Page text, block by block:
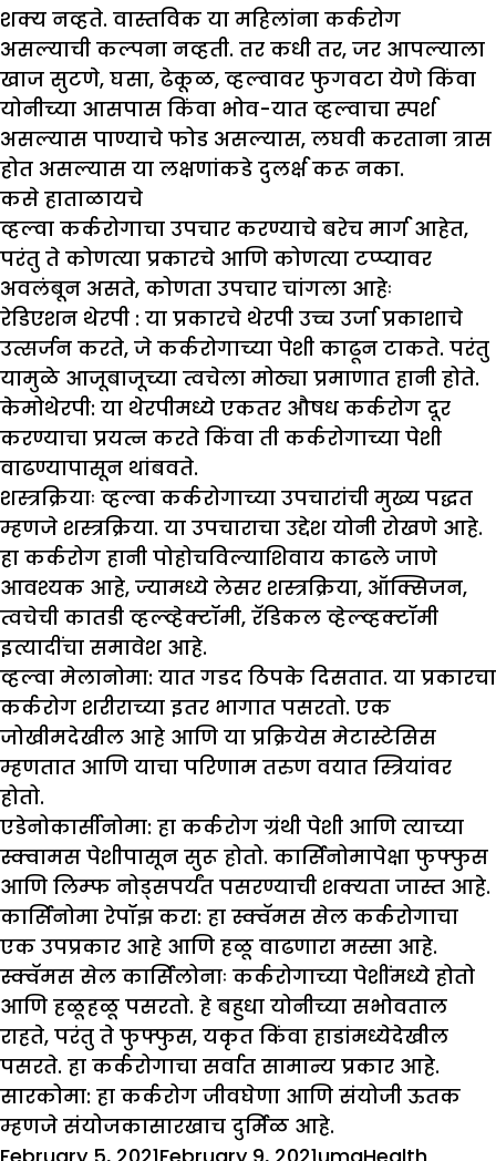
शक्य नव्हते. वास्तविक या महिलांना कर्करोग
असल्याची कल्पना नव्हती. तर कधी तर, जर आपल्याला
खाज सुटणे, घसा, ढेकूळ, व्हल्वावर फुगवटा येणे किंवा
योनीच्या आसपास किंवा भोव-यात व्हल्वाचा स्पर्श
असल्यास पाण्याचे फोड असल्यास, लघवी करताना त्रास
होत असल्यास या लक्षणांकडे दुलर्क्ष करू नका.
कसे हाताळायचे
व्हल्वा कर्करोगाचा उपचार करण्याचे बरेच मार्ग आहेत,
परंतु ते कोणत्या प्रकारचे आणि कोणत्या टप्प्यावर
अवलंबून असते, कोणता उपचार चांगला आहेः
रेडिएशन थेरपी : या प्रकारचे थेरपी उच्च उर्जा प्रकाशाचे
उत्सर्जन करते, जे कर्करोगाच्या पेशी काढून टाकते. परंतु
यामुळे आजूबाजूच्या त्वचेला मोठ्या प्रमाणात हानी होते.
केमोथेरपी: या थेरपीमध्ये एकतर औषध कर्करोग दूर
करण्याचा प्रयत्न करते किंवा ती कर्करोगाच्या पेशी
वाढण्यापासून थांबवते.
शस्त्रक्रियाः व्हल्वा कर्करोगाच्या उपचारांची मुख्य पद्धत
म्हणजे शस्त्रक्रिया. या उपचाराचा उद्देश योनी रोखणे आहे.
हा कर्करोग हानी पोहोचविल्याशिवाय काढले जाणे
आवश्यक आहे, ज्यामध्ये लेसर शस्त्रक्रिया, ऑक्सिजन,
त्वचेची कातडी व्हल्व्हेक्टॉमी, रॅडिकल व्हेल्व्हक्टॉमी
इत्यादींचा समावेश आहे.
व्हल्वा मेलानोमा: यात गडद ठिपके दिसतात. या प्रकारचा
कर्करोग शरीराच्या इतर भागात पसरतो. एक
जोखीमदेखील आहे आणि या प्रक्रियेस मेटास्टेसिस
म्हणतात आणि याचा परिणाम तरुण वयात स्त्रियांवर
होतो.
एडेनोकार्सीनोमा: हा कर्करोग ग्रंथी पेशी आणि त्याच्या
स्क्वामस पेशीपासून सुरू होतो. कार्सिनोमापेक्षा फुफ्फुस
आणि लिम्फ नोड्सपर्यंत पसरण्याची शक्यता जास्त आहे.
कार्सिनोमा रेपॉझ करा: हा स्क्वॅमस सेल कर्करोगाचा
एक उपप्रकार आहे आणि हळू वाढणारा मस्सा आहे.
स्क्वॅमस सेल कार्सिलोनाः कर्करोगाच्या पेशींमध्ये होतो
आणि हळूहळू पसरतो. हे बहुधा योनीच्या सभोवताल
राहते, परंतु ते फुफ्फुस, यकृत किंवा हाडांमध्येदेखील
पसरते. हा कर्करोगाचा सर्वात सामान्य प्रकार आहे.
सारकोमा: हा कर्करोग जीवघेणा आणि संयोजी ऊतक
म्हणजे संयोजकासारखाच दुर्मिळ आहे.
Posted
AuthorCategories
Tags